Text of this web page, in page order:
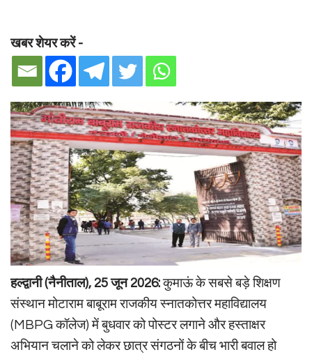
खबर शेयर करें -
हल्द्वानी (नैनीताल), 25 जून 2026:कुमाऊं के सबसे बड़े शिक्षण
संस्थान मोटाराम बाबूराम राजकीय स्नातकोत्तर महाविद्यालय
(MBPG कॉलेज) में बुधवार को पोस्टर लगाने और हस्ताक्षर
अभियान चलाने को लेकर छात्र संगठनों के बीच भारी बवाल हो